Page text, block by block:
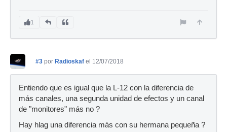
1
#3 por Radioskaf el 12/07/2018
Entiendo que es igual que la L-12 con la diferencia de
más canales, una segunda unidad de efectos y un canal
de "monitores" más no ?
Hay hlag una diferencia más con su hermana pequeña ?